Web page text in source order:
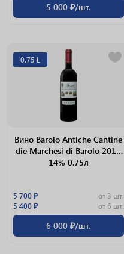
5 000 ₽/шт.
0.75 L
Вино Barolo Antiche Cantine
die Marchesi di Barolo 2014
14% 0.75л
5 700 ₽
от 3 шт.
5 400 ₽
от 6 шт.
6 000 ₽/шт.